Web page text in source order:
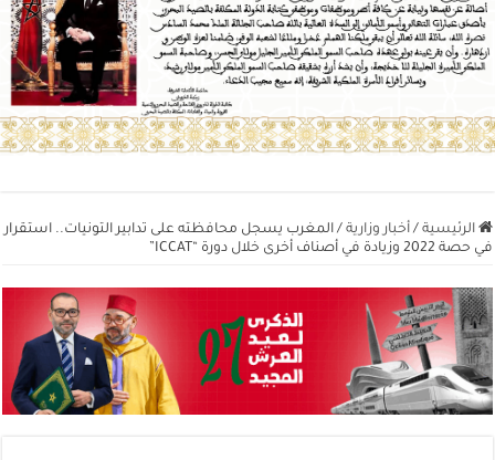
الرئيسية / أخبار وزارية / المغرب يسجل محافظته على تدابير التونيات.. استقرار
في حصة 2022 وزيادة في أصناف أخرى خلال دورة “ICCAT”